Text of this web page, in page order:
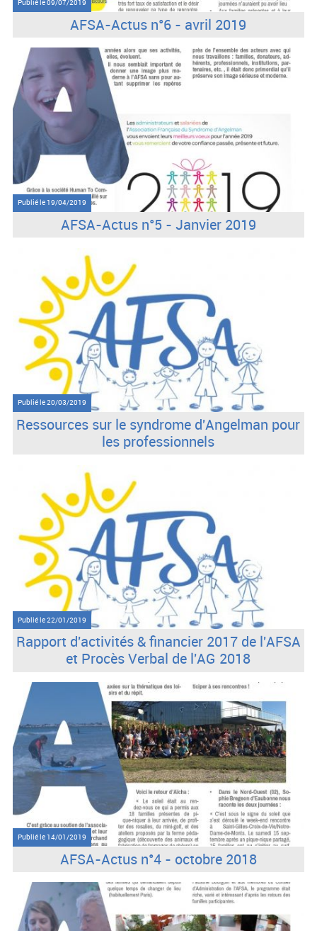
Publié le09/07/2019
AFSA-Actus n°6 - avril 2019
Publié le 19/04/2019
AFSA-Actus n°5 - Janvier 2019
Publié le20/03/2019
Ressources sur le syndrome d'Angelman pour
les professionnels
Publié le22/01/2019
Rapport d'activités & financier 2017 de l'AFSA
et Procès Verbal de l'AG 2018
Publié le 14/01/2019
AFSA-Actus n°4 - octobre 2018